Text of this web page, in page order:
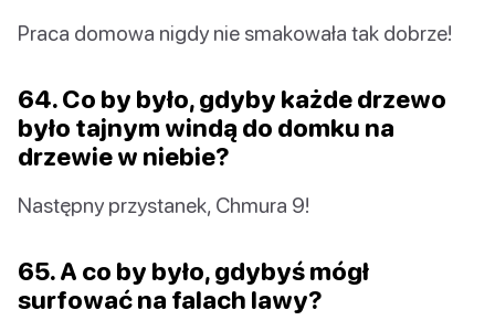
Praca domowa nigdy nie smakowała tak dobrze!
64. Co by było, gdyby każde drzewo
było tajnym windą do domku na
drzewie w niebie?
Następny przystanek, Chmura 9!
65. A co by było, gdybyś mógł
surfować na falach lawy?